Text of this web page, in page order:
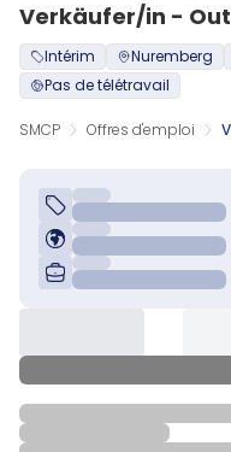
Intérim Nuremberg
Pas de télétravail
SMCP Offres d'emploi